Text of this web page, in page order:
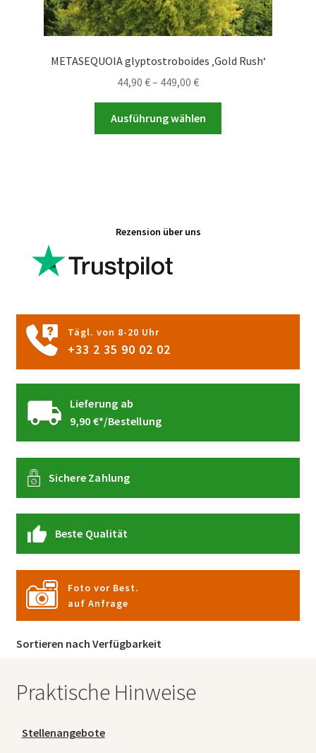
METASEQUOIA glyptostroboides ‚Gold Rush‘
44,90 €– 449,00 €Preisspanne:
44,90 €
bis
449,00 €
Ausführung wählen
Rezension über uns
Tägl. von 8-20 Uhr
+33 2 35 90 02 02
Lieferung ab
9,90 €*/Bestellung
Sichere Zahlung
Beste Qualität
Foto vor Best.
auf Anfrage
Sortieren nach Verfügbarkeit
Praktische Hinweise
Stellenangebote